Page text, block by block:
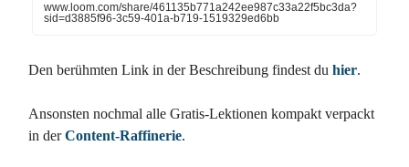
www.loom.com/share/461135b771a242ee987c33a22f5bc3da?
sid=d3885f96-3c59-401a-b719-1519329ed6bb
Den berühmten Link in der Beschreibung findest du hier.
Ansonsten nochmal alle Gratis-Lektionen kompakt verpackt
in derContent-Raffinerie.